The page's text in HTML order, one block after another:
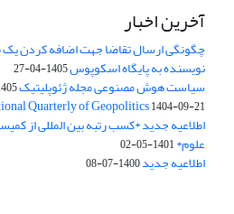
آخرین اخبار
چگونگی ارسال تقاضا جهت اضافه کردن یک
نویسنده به پایگاه اسکوپوس1405-04-27
سیاست هوش مصنوعی مجله ژئوپلیتیک02-22
Quarterly of Geopolitics1404-09-21
اطلاعیه جدید *کسب رتبه بین المللی از
علوم*1401-05-02
اطلاعیه جدید1400-07-08